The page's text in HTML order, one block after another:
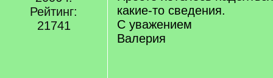
Рейтинг:
21741
какие-то сведения.
С уважением
Валерия